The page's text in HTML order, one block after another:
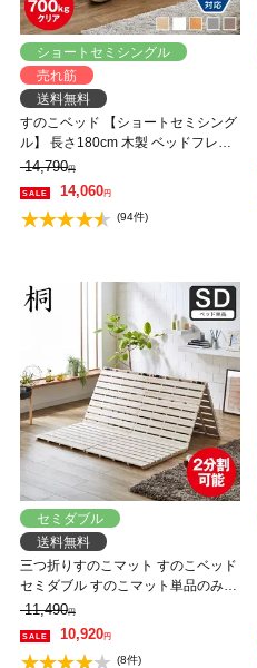
ショートセミシングル
売れ筋
送料無料
すのこベッド 【ショートセミシング
ル】 長さ180cm 木製 ベッドフレー
ム 耐荷重350kg 組立簡単 高さ4段階
低ホルムアルデヒド バノン【AR】
14,790円
14,060円
(94件)
セミダブル
送料無料
三つ折りすのこマット すのこベッド
セミダブル すのこマット単品のみ
木製 桐 二分割可能 完成品 低ホルム
アルデヒド 布団が干せる
11,490円
10,920円
(8件)